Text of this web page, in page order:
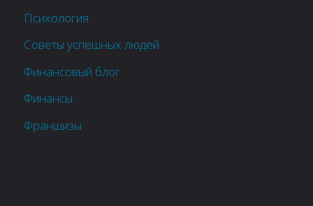
Психология
Советы успешных людей
Финансовый блог
Финансы
Франшизы